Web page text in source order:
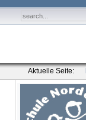
Aktuelle Seite: